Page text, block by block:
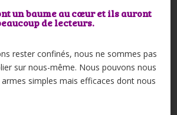
un baume au cœur et ils auront
de lecteurs.
rester confinés, nous ne sommes pas
sur nous-même. Nous pouvons nous
simples mais efficaces dont nous